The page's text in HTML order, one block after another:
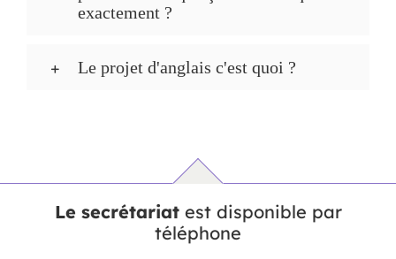
exactement ?
Le projet d'anglais c'est quoi ?
Le secrétariatest disponible par
téléphone